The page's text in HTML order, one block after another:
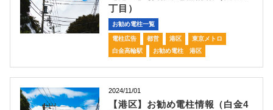
丁目）
お勧め電柱一覧
電柱広告 都営 港区
東京メトロ
白金高輪駅
お勧め電柱 港区
2024/11/01
【港区】お勧め電柱情報（白金4